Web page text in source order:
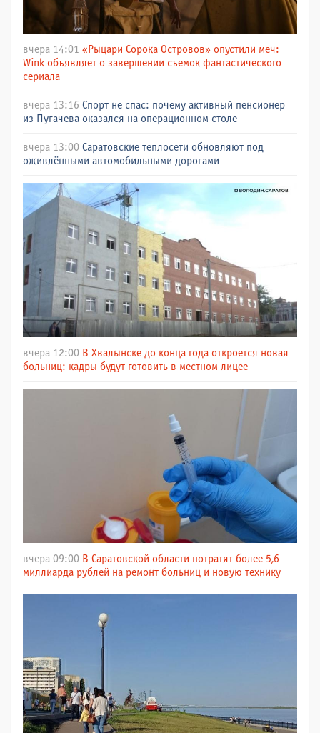
вчера 14:01 «Рыцари Сорока Островов» опустили меч:
Wink объявляет о завершении съемок фантастического
сериала
вчера 13:16 Спорт не спас: почему активный пенсионер
из Пугачева оказался на операционном столе
вчера 13:00 Саратовские теплосети обновляют под
оживлёнными автомобильными дорогами
вчера 12:00 В Хвалынске до конца года откроется новая
больниц: кадры будут готовить в местном лицее
вчера 09:00 В Саратовской области потратят более 5,6
миллиарда рублей на ремонт больниц и новую технику